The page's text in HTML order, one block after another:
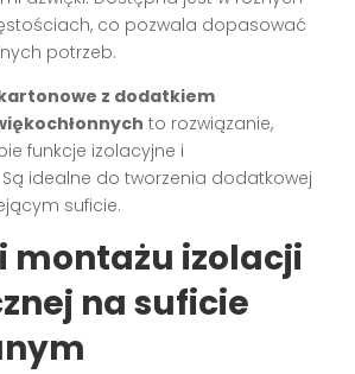
co pozwala dopasować
potrzeb.
z dodatkiem
to rozwiązanie,
funkcje izolacyjne i
idealne do tworzenia dodatkowej
suficie.
montażu izolacji
na suficie